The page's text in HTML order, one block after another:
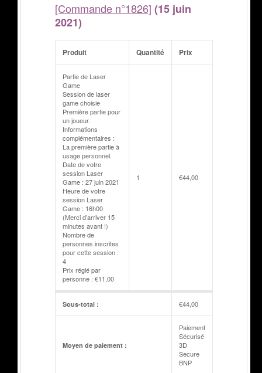
[Commande n°1826] (15 juin
2021)
Produit Quantité Prix
Partie de Laser
Game
Session de laser
game choisie
Première partie pour
un joueur.
Informations
complémentaires :
La première partie à
usage personnel.
Date de votre
session Laser
Game : 27 juin 2021
Heure de votre
session Laser
Game : 16h00
(Merci d’arriver 15
minutes avant !)
Nombre de
personnes inscrites
pour cette session :
4
Prix réglé par
personne : €11,00
1 €44,00
Sous-total : €44,00
Moyen de paiement :
Paiement
Sécurisé
3D
Secure
BNP